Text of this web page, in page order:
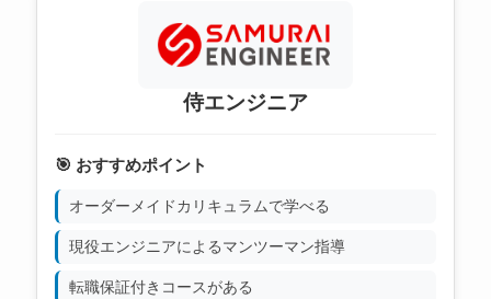
侍エンジニア
🎯 おすすめポイント
オーダーメイドカリキュラムで学べる
現役エンジニアによるマンツーマン指導
転職保証付きコースがある